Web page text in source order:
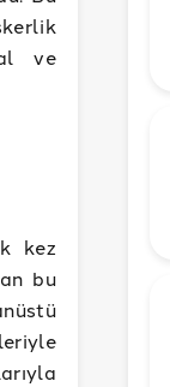
ve
kez
bu